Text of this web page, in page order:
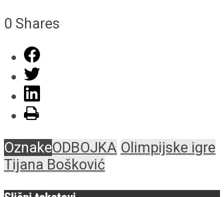
0 Shares
OznakeODBOJKA Olimpijske igre
Tijana Bošković